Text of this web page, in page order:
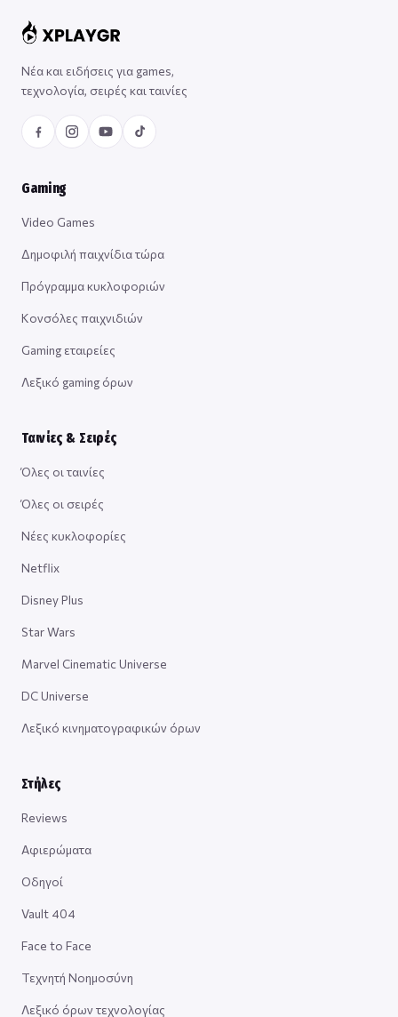
Νέα και ειδήσεις για games,
τεχνολογία, σειρές και ταινίες
Gaming
Video Games
Δημοφιλή παιχνίδια τώρα
Πρόγραμμα κυκλοφοριών
Κονσόλες παιχνιδιών
Gaming εταιρείες
Λεξικό gaming όρων
Ταινίες & Σειρές
Όλες οι ταινίες
Όλες οι σειρές
Νέες κυκλοφορίες
Netflix
Disney Plus
Star Wars
Marvel Cinematic Universe
DC Universe
Λεξικό κινηματογραφικών όρων
Στήλες
Reviews
Αφιερώματα
Οδηγοί
Vault 404
Face to Face
Τεχνητή Νοημοσύνη
Λεξικό όρων τεχνολογίας